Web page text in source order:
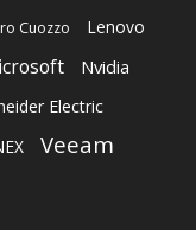
Cuozzo Lenovo
Nvidia
Electric
Veeam